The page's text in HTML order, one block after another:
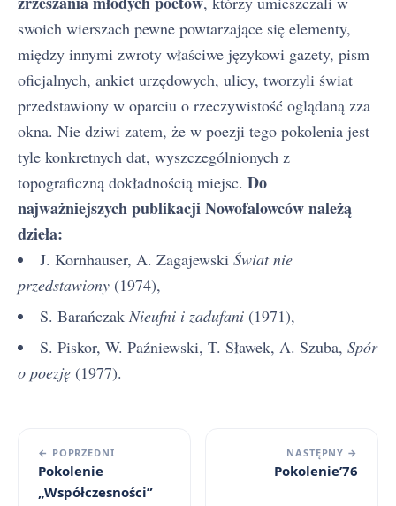
swoich wierszach pewne powtarzające się elementy,
między innymi zwroty właściwe językowi gazety, pism
oficjalnych, ankiet urzędowych, ulicy, tworzyli świat
przedstawiony w oparciu o rzeczywistość oglądaną zza
okna. Nie dziwi zatem, że w poezji tego pokolenia jest
tyle konkretnych dat, wyszczególnionych z
topograficzną dokładnością miejsc. Do
najważniejszych publikacji Nowofalowców należą
dzieła:
J. Kornhauser, A. Zagajewski Świat nie
przedstawiony (1974),
S. Barańczak Nieufni i zadufani (1971),
S. Piskor, W. Paźniewski, T. Sławek, A. Szuba, Spór
o poezję (1977).
← POPRZEDNI
Pokolenie
„Współczesności”
NASTĘPNY →
Pokolenie’76